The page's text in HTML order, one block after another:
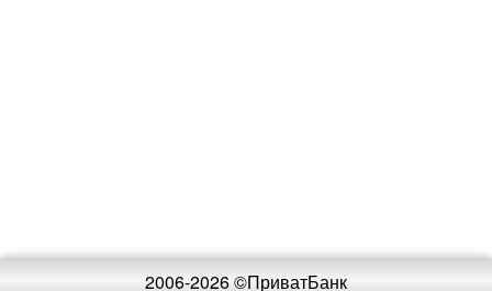
2006-2026 ©ПриватБанк